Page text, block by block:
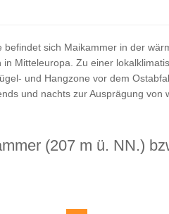
sich Maikammer in der
Mitteleuropa. Zu einer
und Hangzone vor dem
und nachts zur Ausprägung
(207 m ü. NN.)